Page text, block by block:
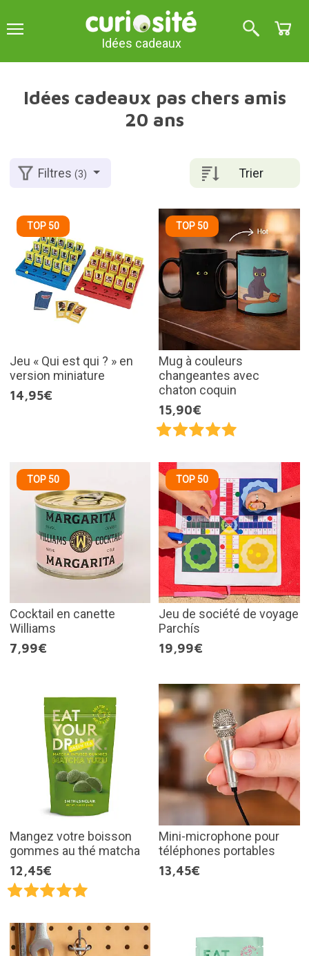
Idées cadeaux
Idées cadeaux pas chers amis
20 ans
Trier
Filtres(3)
TOP 50
Jeu « Qui est qui ? » en
version miniature
14,95€
TOP 50
Mug à couleurs
changeantes avec
chaton coquin
15,90€
TOP 50
Cocktail en canette
Williams
7,99€
TOP 50
Jeu de société de voyage
Parchís
19,99€
Mangez votre boisson
gommes au thé matcha
12,45€
Mini-microphone pour
téléphones portables
13,45€